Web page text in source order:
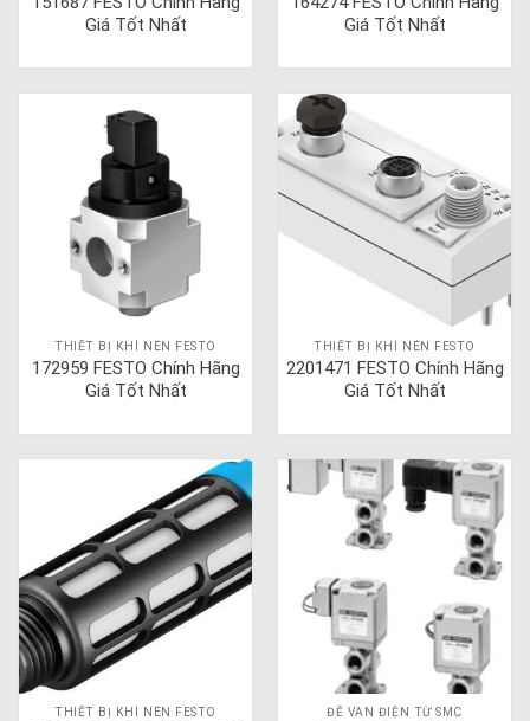
Giá Tốt Nhất
Giá Tốt Nhất
THIẾT BỊ KHÍ NÉN FESTO
172959 FESTO Chính Hãng
Giá Tốt Nhất
THIẾT BỊ KHÍ NÉN FESTO
2201471 FESTO Chính Hãng
Giá Tốt Nhất
THIẾT BỊ KHÍ NÉN FESTO ĐẾ VAN ĐIỆN TỪ SMC